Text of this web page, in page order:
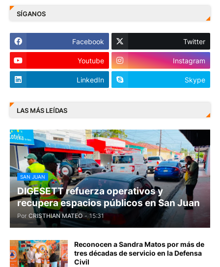
SÍGANOS
Facebook Twitter
Youtube Instagram
LinkedIn Skype
LAS MÁS LEÍDAS
SAN JUAN
DIGESETT refuerza operativos y
recupera espacios públicos en San Juan
Por CRISTHIAN MATEO - 15:31
Reconocen a Sandra Matos por más de
tres décadas de servicio en la Defensa
Civil